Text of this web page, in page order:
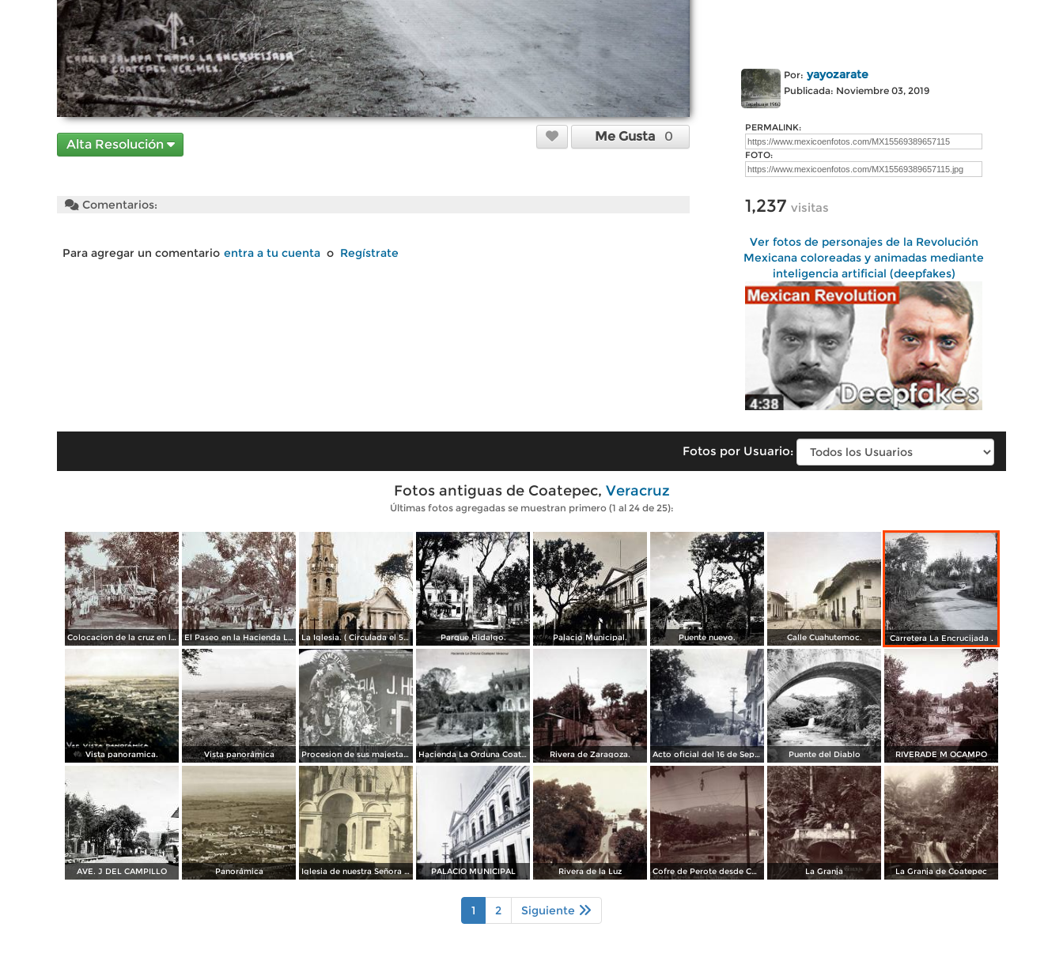
Alta Resolución
Me Gusta 0
Comentarios:
Para agregar un comentario entra a tu cuenta o Regístrate
Por: yayozarate
Publicada: Noviembre 03, 2019
PERMALINK:
FOTO:
1,237 visitas
Ver fotos de personajes de la Revolución
Mexicana coloreadas y animadas mediante
inteligencia artificial (deepfakes)
Fotos por Usuario:
Fotos antiguas de Coatepec, Veracruz
Últimas fotos agregadas se muestran primero (1 al 24 de 25):
Colocacion de la cruz en la Hacienda La Orduna en Coatepec Veracruz 3 de Mayo de 1908 El Paseo en la Hacienda La Orduna en Coatepec Veracruz 3 de Mayo de 1908 La Iglesia. ( Circulada el 5 de Junio de 1931 ). Parque Hidalgo. Palacio Municipal. Puente nuevo. Calle Cuahutemoc. Carretera La Encrucijada .
Vista panoramica. Vista panorámica Procesion de sus majestades de honor. Hacienda La Orduna Coatepec Veracruz. Rivera de Zaragoza. Acto oficial del 16 de Septiembre Puente del Diablo RIVERADE M OCAMPO
AVE. J DEL CAMPILLO Panorámica Iglesia de nuestra Señora de Guadalupe PALACIO MUNICIPAL Rivera de la Luz Cofre de Perote desde Coatepec La Granja La Granja de Coatepec
1 2 Siguiente